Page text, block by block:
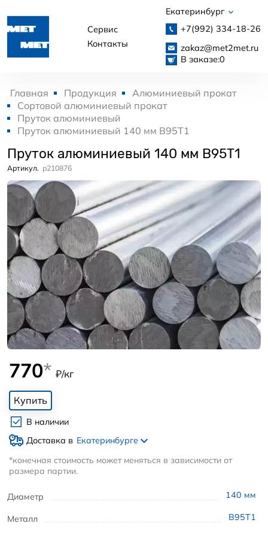
Сервис
Контакты
Екатеринбург
+7(992) 334-18-26
zakaz@met2met.ru
В заказе:0
Главная Продукция
Алюминиевый прокат
Сортовой алюминиевый прокат
Пруток алюминиевый
Пруток алюминиевый 140 мм В95Т1
Пруток алюминиевый 140 мм В95Т1
Артикул. p210876
Диаметр 140 мм
Металл В95Т1
770* ₽/кг
Купить
В наличии
Доставка в Екатеринбурге
*конечная стоимость может меняться в зависимости от
размера партии.